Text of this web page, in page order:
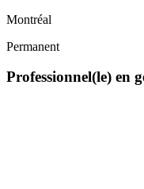
Montréal
Permanent
Professionnel(le) en